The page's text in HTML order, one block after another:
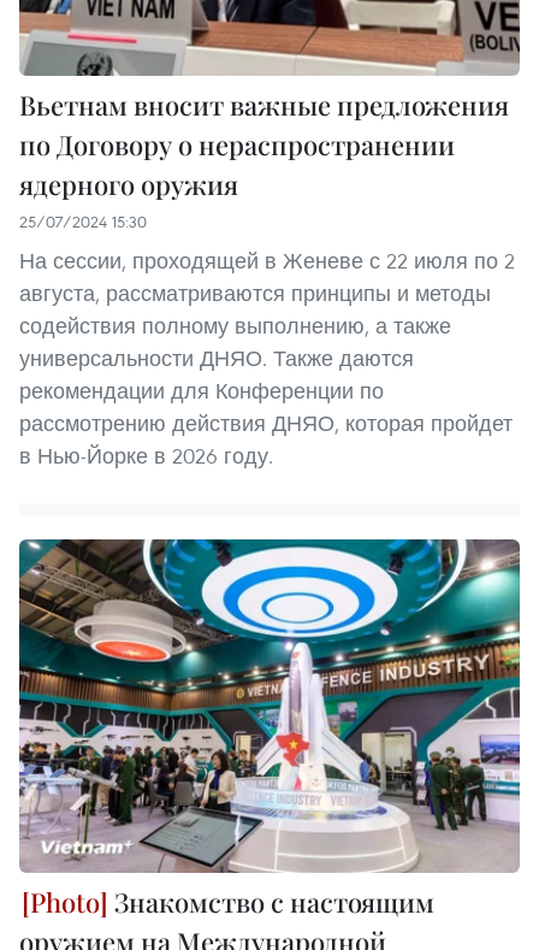
Вьетнам вносит важные предложения
по Договору о нераспространении
ядерного оружия
25/07/2024 15:30
На сессии, проходящей в Женеве с 22 июля по 2
августа, рассматриваются принципы и методы
содействия полному выполнению, а также
универсальности ДНЯО. Также даются
рекомендации для Конференции по
рассмотрению действия ДНЯО, которая пройдет
в Нью-Йорке в 2026 году.
Знакомство с настоящим
оружием на Международной